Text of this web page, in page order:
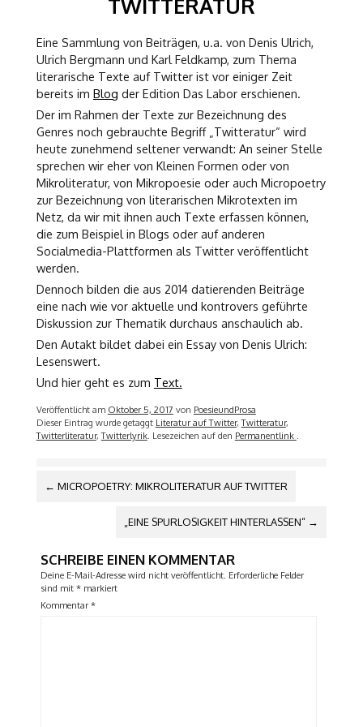
Eine Sammlung von Beiträgen, u.a. von Denis Ulrich,
Ulrich Bergmann und Karl Feldkamp, zum Thema
literarische Texte auf Twitter ist vor einiger Zeit
bereits im Blog der Edition Das Labor erschienen.
Der im Rahmen der Texte zur Bezeichnung des
Genres noch gebrauchte Begriff „Twitteratur“ wird
heute zunehmend seltener verwandt: An seiner Stelle
sprechen wir eher von Kleinen Formen oder von
Mikroliteratur, von Mikropoesie oder auch Micropoetry
zur Bezeichnung von literarischen Mikrotexten im
Netz, da wir mit ihnen auch Texte erfassen können,
die zum Beispiel in Blogs oder auf anderen
Socialmedia-Plattformen als Twitter veröffentlicht
werden.
Dennoch bilden die aus 2014 datierenden Beiträge
eine nach wie vor aktuelle und kontrovers geführte
Diskussion zur Thematik durchaus anschaulich ab.
Den Autakt bildet dabei ein Essay von Denis Ulrich:
Lesenswert.
Und hier geht es zum Text.
Veröffentlicht am Oktober 5, 2017 von PoesieundProsa
Dieser Eintrag wurde getaggt Literatur auf Twitter,Twitteratur,
Twitterliteratur,Twitterlyrik. Lesezeichen auf den Permanentlink .
ARTIKEL-
← MICROPOETRY: MIKROLITERATUR AUF TWITTER
„EINE SPURLOSIGKEIT HINTERLASSEN“ →
SCHREIBE EINEN KOMMENTAR
Deine E-Mail-Adresse wird nicht veröffentlicht. Erforderliche Felder
sind mit *markiert
Kommentar*